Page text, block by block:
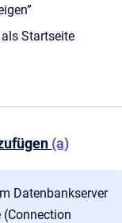
Startseite
(a)
Datenbankserver